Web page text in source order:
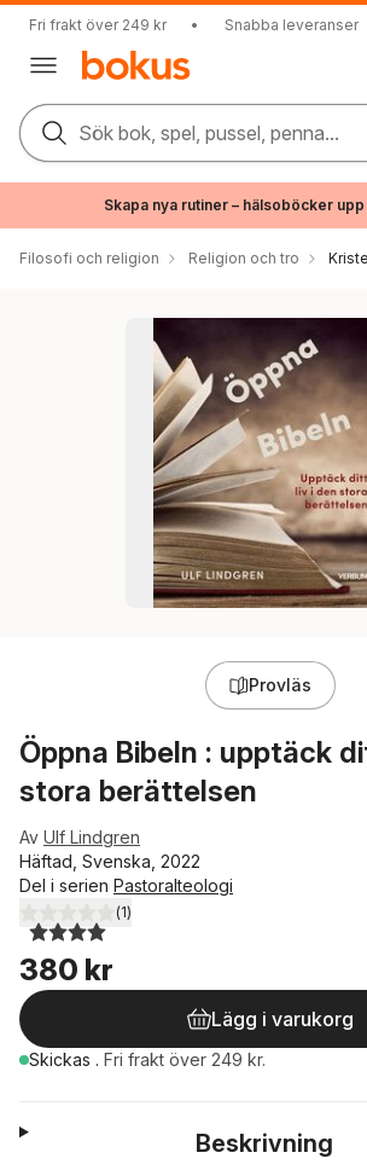
Fri frakt över 249 kr • Snabba leveranser
Sök bok, spel, pussel, penna...
Skapa nya rutiner – hälsoböcker
Filosofi och religion Religion och tro
Provläs
Öppna Bibeln : upptäck
stora berättelsen
Av Ulf Lindgren
Häftad, Svenska, 2022
Del i serien Pastoralteologi
4,0utav 5 stjärnor. Totalt antal röster:
(1)
380 kr
Lägg i varukorg
Skickas . Fri frakt över 249 kr.
Beskrivning